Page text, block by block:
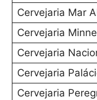
Cervejaria Mar
Cervejaria
Cervejaria
Cervejaria
Cervejaria